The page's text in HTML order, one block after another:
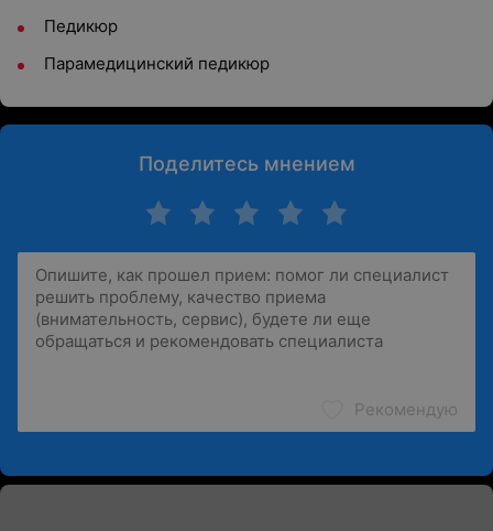
Педикюр
Парамедицинский педикюр
Поделитесь мнением
Рекомендую